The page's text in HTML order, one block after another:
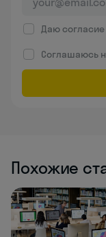
Даю
Соглашаюсь
Похожие